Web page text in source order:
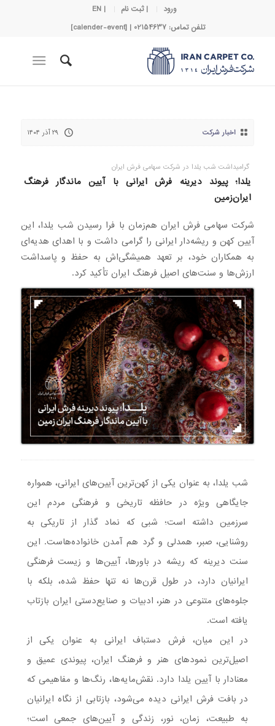
ورود | ثبت نام
| EN
تلفن تماس: 02154637 | [calender-event]
اخبار شرکت ۲۹ آذر ۱۴۰۴
گرامیداشت شب یلدا در شرکت سهامی فرش ایران
یلدا؛ پیوند دیرینه فرش ایرانی با آیین ماندگار فرهنگ
ایران‌زمین
شرکت سهامی فرش ایران هم‌زمان با فرا رسیدن شب یلدا، این
آیین کهن و ریشه‌دار ایرانی را گرامی داشت و با اهدای هدیه‌ای
به همکاران خود، بر تعهد همیشگی‌اش به حفظ و پاسداشت
ارزش‌ها و سنت‌های اصیل فرهنگ ایران تأکید کرد.
شب یلدا، به عنوان یکی از کهن‌ترین آیین‌های ایرانی، همواره
جایگاهی ویژه در حافظه تاریخی و فرهنگی مردم این
سرزمین داشته است؛ شبی که نماد گذار از تاریکی به
روشنایی، صبر، همدلی و گرد هم آمدن خانواده‌هاست. این
سنت دیرینه که ریشه در باورها، آیین‌ها و زیست فرهنگی
ایرانیان دارد، در طول قرن‌ها نه تنها حفظ شده، بلکه با
جلوه‌های متنوعی در هنر، ادبیات و صنایع‌دستی ایران بازتاب
یافته است.
در این میان، فرش دستباف ایرانی به عنوان یکی از
اصیل‌ترین نمودهای هنر و فرهنگ ایران، پیوندی عمیق و
معنادار با آیین یلدا دارد. نقش‌مایه‌ها، رنگ‌ها و مفاهیمی که
در بافت فرش ایرانی دیده می‌شود، بازتابی از نگاه ایرانیان
به طبیعت، زمان، نور، زندگی و آیین‌های جمعی است؛